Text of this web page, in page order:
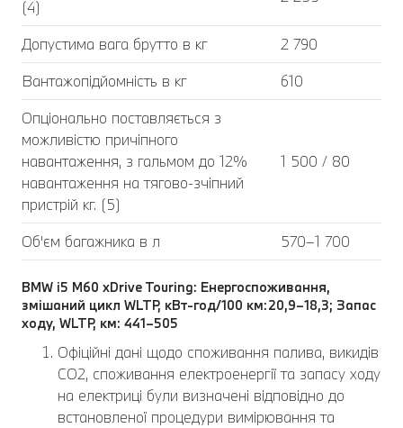
(4)
Допустима вага брутто в кг
2 790
Вантажопідйомність в кг
610
Опціонально поставляється з
можливістю причіпного
навантаження, з гальмом до 12%
навантаження на тягово-зчіпний
пристрій кг. (5)
1 500 / 80
Об'єм багажника в л 570–1 700
BMW i5 M60 xDrive Touring: Енергоспоживання,
змішаний цикл WLTP, кВт-год/100 км:20,9–18,3; Запас
ходу, WLTP, км: 441–505
Офіційні дані щодо споживання палива, викидів
CO2, споживання електроенергії та запасу ходу
на електриці були визначені відповідно до
встановленої процедури вимірювання та